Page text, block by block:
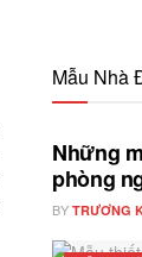
Mẫu Nhà
Những
phòng
BY TRƯƠNG